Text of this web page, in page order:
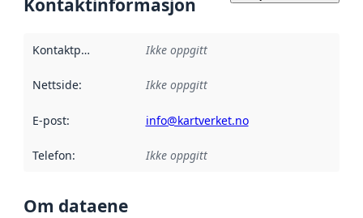
Kontaktinformasjon
Kontaktpunkt Ikke oppgitt
Nettside: Ikke oppgitt
E-post: info@kartverket.no
Telefon: Ikke oppgitt
Om dataene